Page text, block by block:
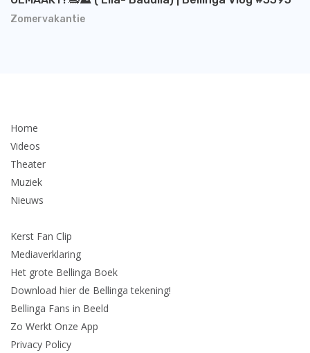
Zomervakantie
Home
Videos
Theater
Muziek
Nieuws
Kerst Fan Clip
Mediaverklaring
Het grote Bellinga Boek
Download hier de Bellinga tekening!
Bellinga Fans in Beeld
Zo Werkt Onze App
Privacy Policy